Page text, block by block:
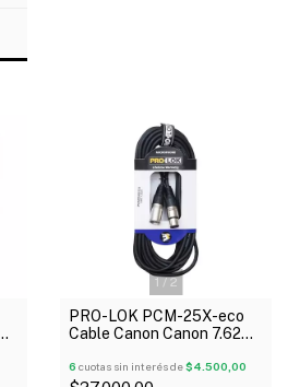
1/2
PRO-LOK PCM-25X-eco
Cable Canon Canon 7.62
6 cuotas sin interés de$4.500,00